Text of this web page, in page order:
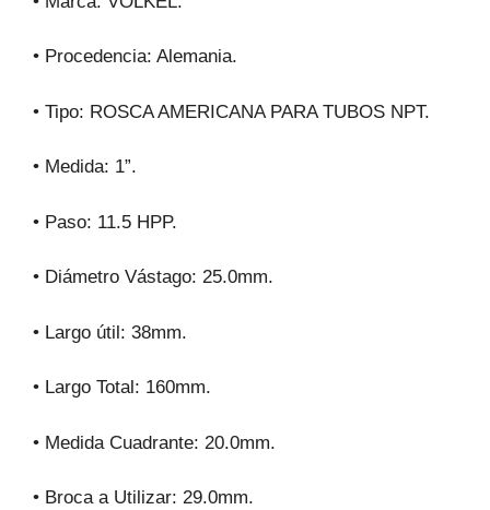
• Procedencia: Alemania.
• Tipo: ROSCA AMERICANA PARA TUBOS NPT.
• Medida: 1”.
• Paso: 11.5 HPP.
• Diámetro Vástago: 25.0mm.
• Largo útil: 38mm.
• Largo Total: 160mm.
• Medida Cuadrante: 20.0mm.
• Broca a Utilizar: 29.0mm.